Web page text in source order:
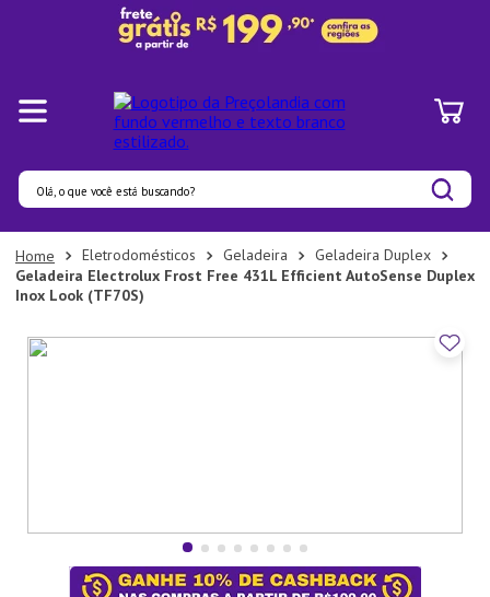
Olá, o que você está buscando?
Eletrodomésticos Geladeira
Geladeira Duplex
Geladeira Electrolux Frost Free 431L Efficient AutoSense Duplex
Inox Look (TF70S)
Termos mais buscados
1º
Panelas
3
Aparelho Jantar
Xicara